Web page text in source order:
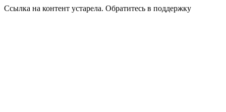
Ссылка на контент устарела. Обратитесь в поддержку